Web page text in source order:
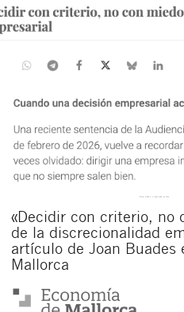
«Decidir con criterio, no
de la discrecionalidad
artículo de Joan Buades
Mallorca